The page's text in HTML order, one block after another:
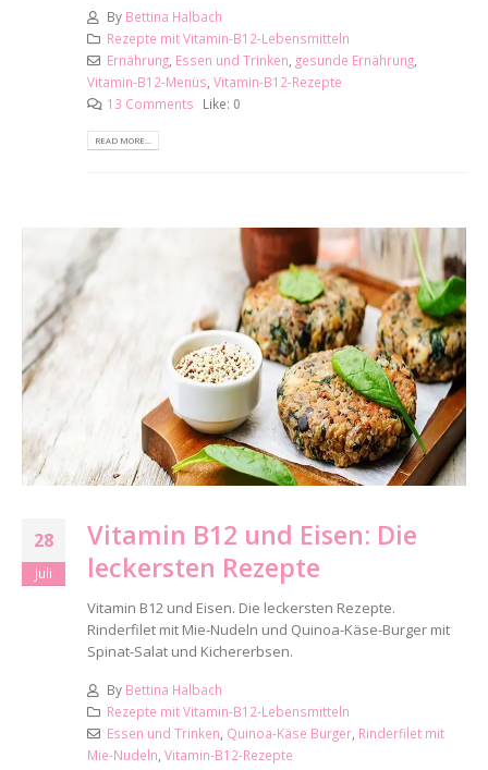
By Bettina Halbach
Rezepte mit Vitamin-B12-Lebensmitteln
Ernährung, Essen und Trinken, gesunde Ernährung,
Vitamin-B12-Menüs, Vitamin-B12-Rezepte
13 Comments
Like: 0
READ MORE...
28
Juli
Vitamin B12 und Eisen: Die
leckersten Rezepte
Vitamin B12 und Eisen. Die leckersten Rezepte.
Rinderfilet mit Mie-Nudeln und Quinoa-Käse-Burger mit
Spinat-Salat und Kichererbsen.
By Bettina Halbach
Rezepte mit Vitamin-B12-Lebensmitteln
Essen und Trinken, Quinoa-Käse Burger, Rinderfilet mit
Mie-Nudeln, Vitamin-B12-Rezepte